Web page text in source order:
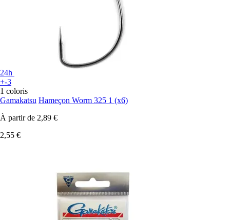
24h
+-3
1 coloris
Gamakatsu Hameçon Worm 325 1 (x6)
À partir de 2,89 €
2,55 €